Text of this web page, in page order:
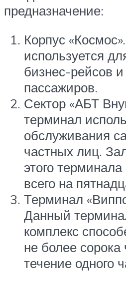
предназначение:
Корпус
используется
бизнес-рейсов
пассажиров.
Сектор «АБТ
терминал
обслуживания
частных лиц.
этого
всего на
Терминал
Данный
комплекс
не более сорока
течение одного